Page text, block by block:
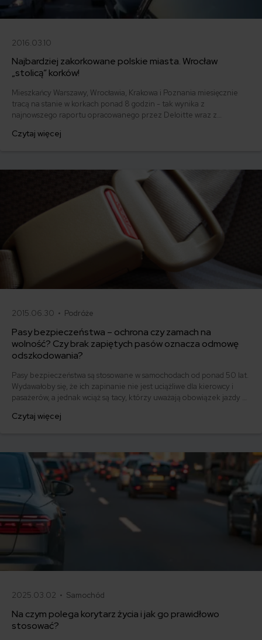
2016.03.10
Najbardziej zakorkowane polskie miasta. Wrocław
„stolicą” korków!
Mieszkańcy Warszawy, Wrocławia, Krakowa i Poznania miesięcznie
tracą na stanie w korkach ponad 8 godzin - tak wynika z
najnowszego raportu opracowanego przez Deloitte wraz z
Czytaj więcej
2015.06.30 • Podróże
Pasy bezpieczeństwa – ochrona czy zamach na
wolność? Czy brak zapiętych pasów oznacza odmowę
odszkodowania?
Pasy bezpieczeństwa są stosowane w samochodach od ponad 50 lat.
Wydawałoby się, że ich zapinanie nie jest uciążliwe dla kierowcy i
pasażerów, a jednak wciąż są tacy, którzy uważają obowiązek jazdy w
pasów podchodzą ubezpieczyciele?
Czytaj więcej
2025.03.02 • Samochód
Na czym polega korytarz życia i jak go prawidłowo
stosować?